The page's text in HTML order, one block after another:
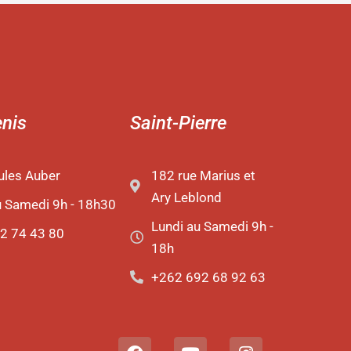
Auber
Samedi 9h - 18h30
74 43 80
Saint-Pierre
182 rue Marius et
Ary Leblond
Lundi au Samedi 9h -
18h
+262 692 68 92 63
F Y I